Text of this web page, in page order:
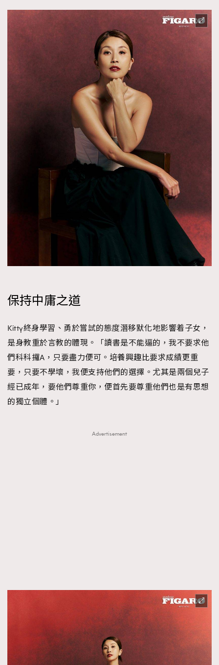
保持中庸之道
Kitty終身學習、勇於嘗試的態度潛移默化地影響着子女，
是身教重於言教的體現。「讀書是不能逼的，我不要求他
們科科攞A，只要盡力便可。培養興趣比要求成績更重
要，只要不學壞，我便支持他們的選擇。尤其是兩個兒子
經已成年，要他們尊重你，便首先要尊重他們也是有思想
的獨立個體。」
Advertisement